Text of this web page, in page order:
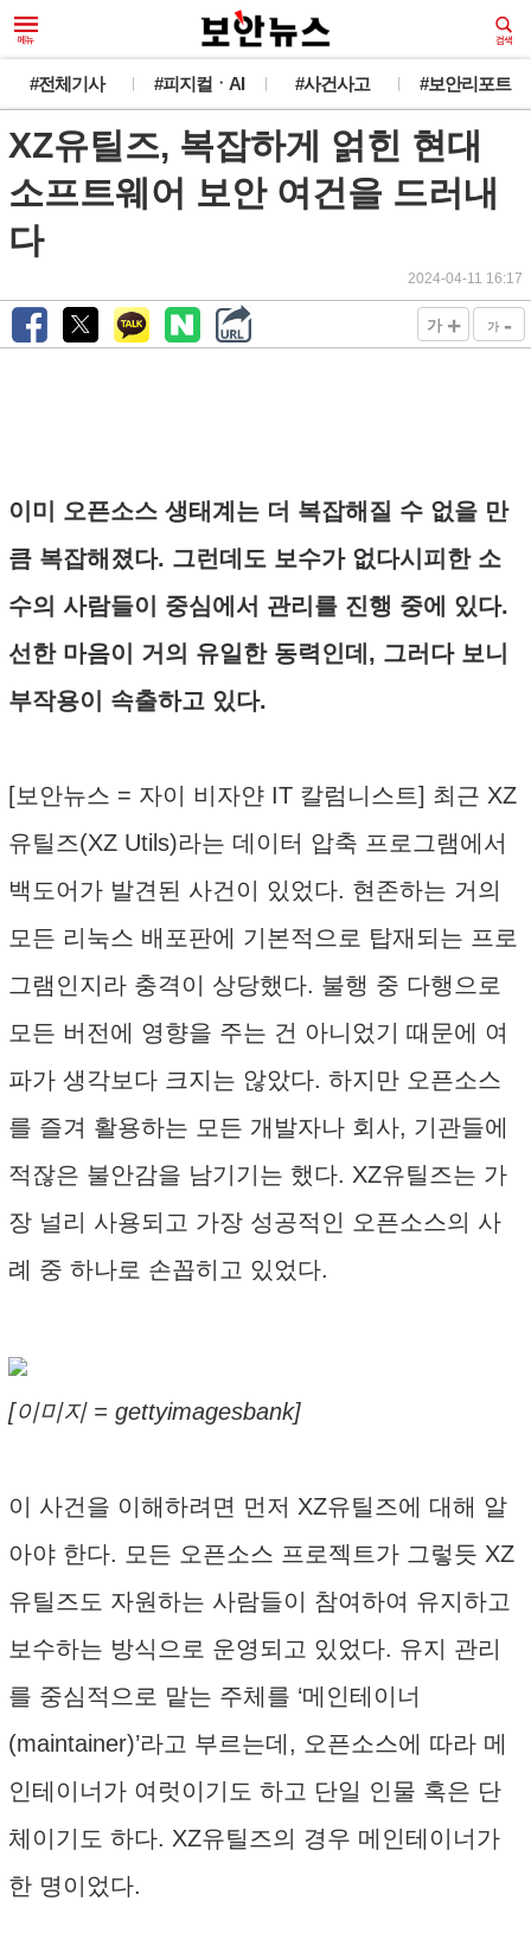
#전체기사 #피지컬ㆍAI #사건사고 #보안리포트
XZ유틸즈, 복잡하게 얽힌 현대
소프트웨어 보안 여건을 드러내
다
2024-04-11 16:17
가 + 가 -
이미 오픈소스 생태계는 더 복잡해질 수 없을 만
큼 복잡해졌다. 그런데도 보수가 없다시피한 소
수의 사람들이 중심에서 관리를 진행 중에 있다.
선한 마음이 거의 유일한 동력인데, 그러다 보니
부작용이 속출하고 있다.
[보안뉴스 = 자이 비자얀 IT 칼럼니스트] 최근 XZ
유틸즈(XZ Utils)라는 데이터 압축 프로그램에서
백도어가 발견된 사건이 있었다. 현존하는 거의
모든 리눅스 배포판에 기본적으로 탑재되는 프로
그램인지라 충격이 상당했다. 불행 중 다행으로
모든 버전에 영향을 주는 건 아니었기 때문에 여
파가 생각보다 크지는 않았다. 하지만 오픈소스
를 즐겨 활용하는 모든 개발자나 회사, 기관들에
적잖은 불안감을 남기기는 했다. XZ유틸즈는 가
장 널리 사용되고 가장 성공적인 오픈소스의 사
례 중 하나로 손꼽히고 있었다.
[이미지 = gettyimagesbank]
이 사건을 이해하려면 먼저 XZ유틸즈에 대해 알
아야 한다. 모든 오픈소스 프로젝트가 그렇듯 XZ
유틸즈도 자원하는 사람들이 참여하여 유지하고
보수하는 방식으로 운영되고 있었다. 유지 관리
를 중심적으로 맡는 주체를 ‘메인테이너
(maintainer)’라고 부르는데, 오픈소스에 따라 메
인테이너가 여럿이기도 하고 단일 인물 혹은 단
체이기도 하다. XZ유틸즈의 경우 메인테이너가
한 명이었다.